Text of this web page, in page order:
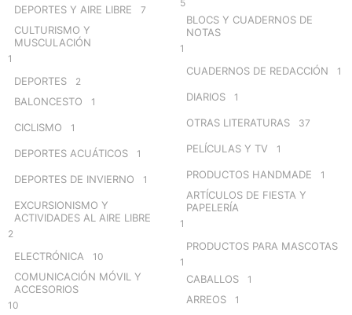
DEPORTES Y AIRE LIBRE 7
CULTURISMO Y
MUSCULACIÓN
1
DEPORTES 2
BALONCESTO 1
CICLISMO 1
DEPORTES ACUÁTICOS 1
DEPORTES DE INVIERNO 1
EXCURSIONISMO Y
ACTIVIDADES AL AIRE LIBRE
2
ELECTRÓNICA 10
COMUNICACIÓN MÓVIL Y
ACCESORIOS
10
5
BLOCS Y CUADERNOS DE
NOTAS
1
CUADERNOS DE REDACCIÓN 1
DIARIOS 1
OTRAS LITERATURAS 37
PELÍCULAS Y TV 1
PRODUCTOS HANDMADE 1
ARTÍCULOS DE FIESTA Y
PAPELERÍA
1
PRODUCTOS PARA MASCOTAS
1
CABALLOS 1
ARREOS 1